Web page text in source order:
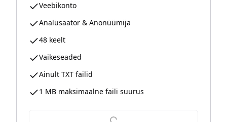
Veebikonto
Analüsaator & Anonüümija
48 keelt
Vaikeseaded
Ainult TXT failid
1 MB maksimaalne faili suurus